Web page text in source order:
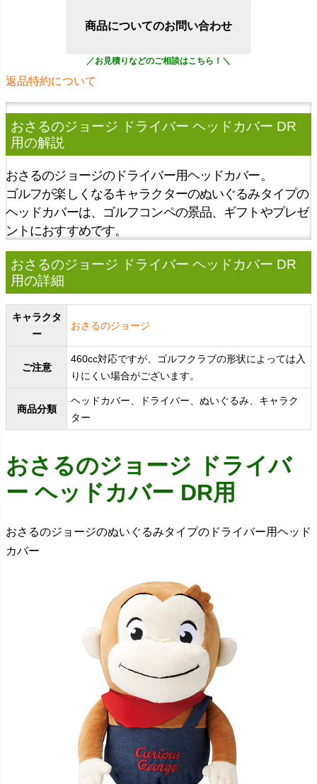
商品についてのお問い合わせ
返品特約について
おさるのジョージ ドライバー ヘッドカバー DR
用の解説
おさるのジョージのドライバー用ヘッドカバー。
ゴルフが楽しくなるキャラクターのぬいぐるみタイプの
ヘッドカバーは、ゴルフコンペの景品、ギフトやプレゼ
ントにおすすめです。
おさるのジョージ ドライバー ヘッドカバー DR
用の詳細
キャラクタ
ー
おさるのジョージ
ご注意
460cc対応ですが、ゴルフクラブの形状によっては入
りにくい場合がございます。
商品分類
ヘッドカバー、ドライバー、ぬいぐるみ、キャラク
ター
おさるのジョージ ドライバ
ー ヘッドカバー DR用
おさるのジョージのぬいぐるみタイプのドライバー用ヘッド
カバー